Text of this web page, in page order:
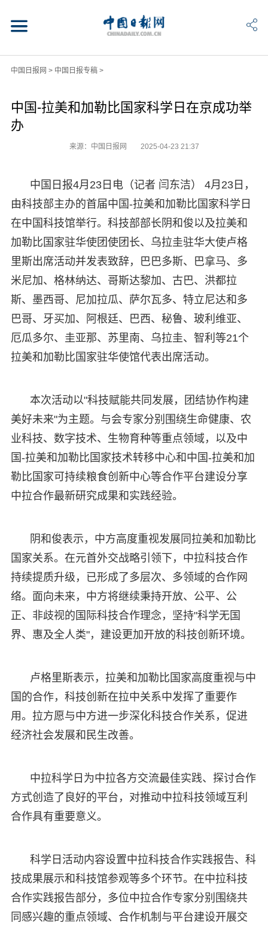
中国日报网 > 中国日报专稿>
中国-拉美和加勒比国家科学日在京成功举
办
来源：中国日报网 2025-04-23 21:37
中国日报4月23日电（记者 闫东洁） 4月23日，
由科技部主办的首届中国-拉美和加勒比国家科学日
在中国科技馆举行。科技部部长阴和俊以及拉美和
加勒比国家驻华使团使团长、乌拉圭驻华大使卢格
里斯出席活动并发表致辞，巴巴多斯、巴拿马、多
米尼加、格林纳达、哥斯达黎加、古巴、洪都拉
斯、墨西哥、尼加拉瓜、萨尔瓦多、特立尼达和多
巴哥、牙买加、阿根廷、巴西、秘鲁、玻利维亚、
厄瓜多尔、圭亚那、苏里南、乌拉圭、智利等21个
拉美和加勒比国家驻华使馆代表出席活动。
本次活动以"科技赋能共同发展，团结协作构建
美好未来"为主题。与会专家分别围绕生命健康、农
业科技、数字技术、生物育种等重点领域，以及中
国-拉美和加勒比国家技术转移中心和中国-拉美和加
勒比国家可持续粮食创新中心等合作平台建设分享
中拉合作最新研究成果和实践经验。
阴和俊表示，中方高度重视发展同拉美和加勒比
国家关系。在元首外交战略引领下，中拉科技合作
持续提质升级，已形成了多层次、多领域的合作网
络。面向未来，中方将继续秉持开放、公平、公
正、非歧视的国际科技合作理念，坚持"科学无国
界、惠及全人类"，建设更加开放的科技创新环境。
卢格里斯表示，拉美和加勒比国家高度重视与中
国的合作，科技创新在拉中关系中发挥了重要作
用。拉方愿与中方进一步深化科技合作关系，促进
经济社会发展和民生改善。
中拉科学日为中拉各方交流最佳实践、探讨合作
方式创造了良好的平台，对推动中拉科技领域互利
合作具有重要意义。
科学日活动内容设置中拉科技合作实践报告、科
技成果展示和科技馆参观等多个环节。在中拉科技
合作实践报告部分，多位中拉合作专家分别围绕共
同感兴趣的重点领域、合作机制与平台建设开展交